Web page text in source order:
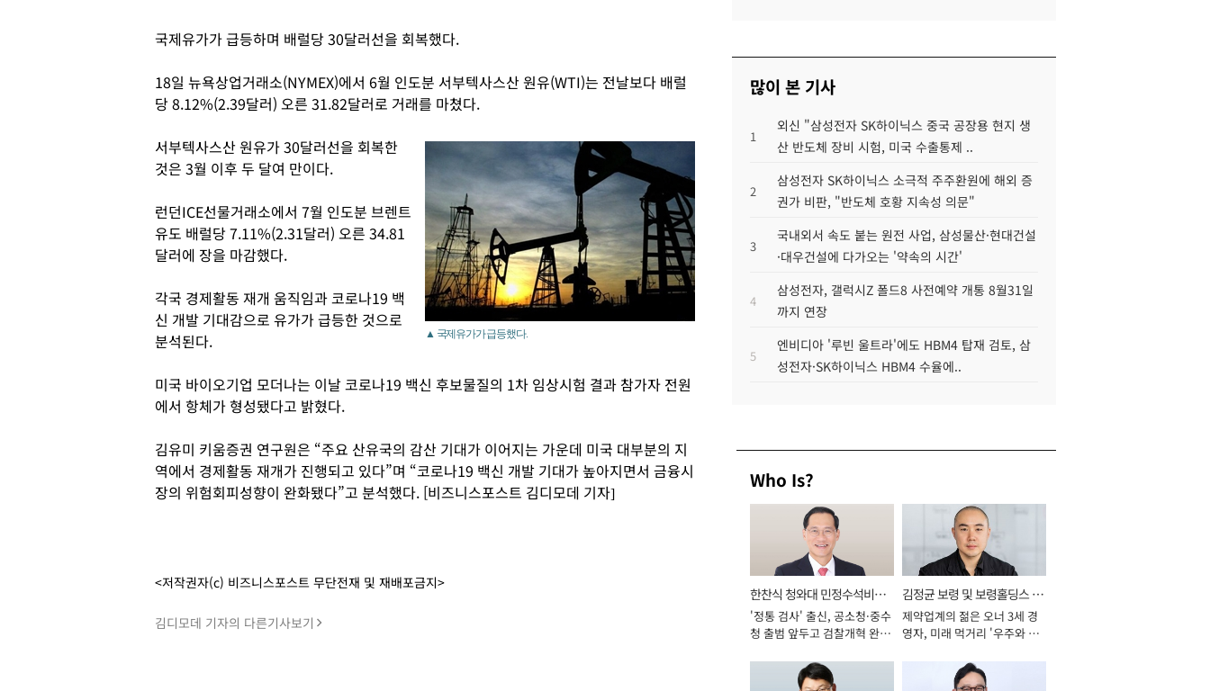
국제유가가 급등하며 배럴당 30달러선을 회복했다.
18일 뉴욕상업거래소(NYMEX)에서 6월 인도분 서부텍사스산 원유(WTI)는 전날보다 배럴
당 8.12%(2.39달러) 오른 31.82달러로 거래를 마쳤다.
▲ 국제유가가 급등했다.
서부텍사스산 원유가 30달러선을 회복한
것은 3월 이후 두 달여 만이다.
런던ICE선물거래소에서 7월 인도분 브렌트
유도 배럴당 7.11%(2.31달러) 오른 34.81
달러에 장을 마감했다.
각국 경제활동 재개 움직임과 코로나19 백
신 개발 기대감으로 유가가 급등한 것으로
분석된다.
미국 바이오기업 모더나는 이날 코로나19 백신 후보물질의 1차 임상시험 결과 참가자 전원
에서 항체가 형성됐다고 밝혔다.
김유미 키움증권 연구원은 “주요 산유국의 감산 기대가 이어지는 가운데 미국 대부분의 지
역에서 경제활동 재개가 진행되고 있다”며 “코로나19 백신 개발 기대가 높아지면서 금융시
장의 위험회피성향이 완화됐다”고 분석했다. [비즈니스포스트 김디모데 기자]
<저작권자(c) 비즈니스포스트 무단전재 및 재배포금지>
김디모데 기자의 다른기사보기
많이 본 기사
1
외신 "삼성전자 SK하이닉스 중국 공장용 현지 생
산 반도체 장비 시험, 미국 수출통제 ..
2
삼성전자 SK하이닉스 소극적 주주환원에 해외 증
권가 비판, "반도체 호황 지속성 의문"
3
국내외서 속도 붙는 원전 사업, 삼성물산·현대건설
·대우건설에 다가오는 '약속의 시간'
4
삼성전자, 갤럭시Z 폴드8 사전예약 개통 8월31일
까지 연장
5
엔비디아 '루빈 울트라'에도 HBM4 탑재 검토, 삼
성전자·SK하이닉스 HBM4 수율에..
Who Is?
한찬식 청와대 민정수석비서
관
'정통 검사' 출신, 공소청·중수
청 출범 앞두고 검찰개혁 완수
김정균 보령 및 보령홀딩스 대
표이사 사장
제약업계의 젊은 오너 3세 경
영자, 미래 먹거리 '우주와 헬